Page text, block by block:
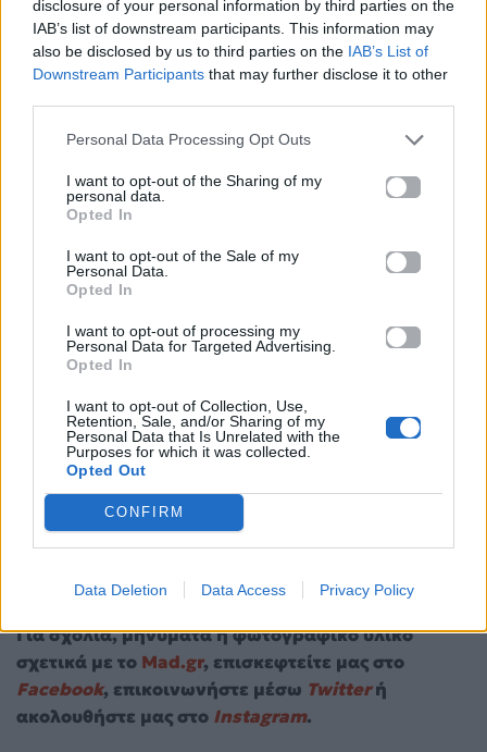
disclosure of your personal information by third parties on the
IAB’s list of downstream participants. This information may
also be disclosed by us to third parties on the IAB’s List of
Downstream Participants that may further disclose it to other
Personal Data Processing Opt Outs
I want to opt-out of the Sharing of my
personal data.
Opted In
I want to opt-out of the Sale of my
Personal Data.
Opted In
I want to opt-out of processing my
Personal Data for Targeted Advertising.
Opted In
I want to opt-out of Collection, Use,
Retention, Sale, and/or Sharing of my
Personal Data that Is Unrelated with the
Purposes for which it was collected.
Opted Out
CONFIRM
Data Deletion Data Access Privacy Policy
Για σχόλια, μηνύματα ή φωτογραφικό υλικό
σχετικά με το Mad.gr, επισκεφτείτε μας στο
Facebook, επικοινωνήστε μέσω Twitterή
ακολουθήστε μας στο Instagram.